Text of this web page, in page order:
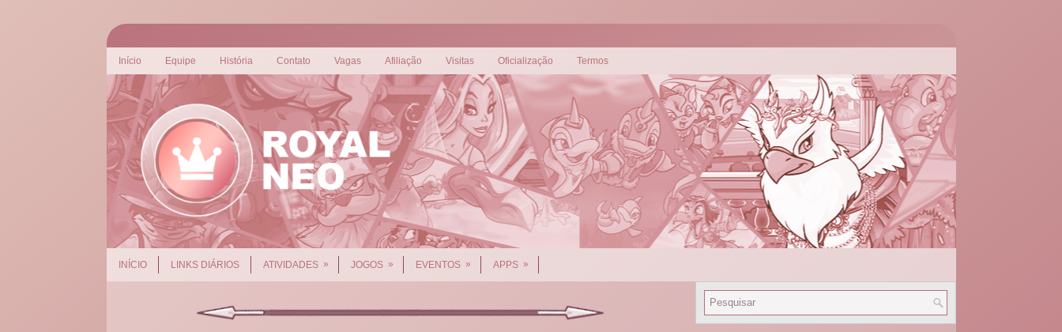
Início Equipe História Contato Vagas Afiliação Visitas Oficialização Termos
INÍCIO LINKS DIÁRIOS ATIVIDADES » JOGOS » EVENTOS » APPS »